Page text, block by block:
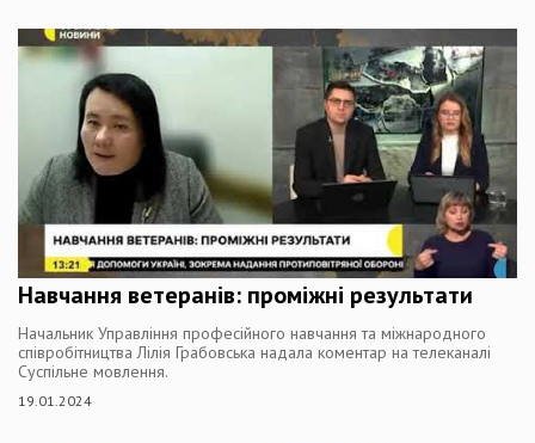
Навчання ветеранів: проміжні результати
Начальник Управління професійного навчання та міжнародного
співробітництва Лілія Грабовська надала коментар на телеканалі
Суспільне мовлення.
19.01.2024